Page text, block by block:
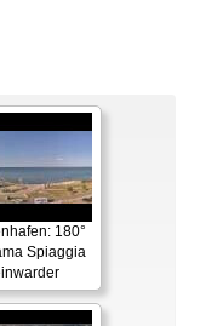
180°
Spiaggia